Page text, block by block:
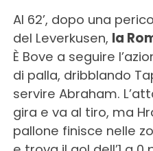
Al 62’, dopo una
del Leverkusen, la
È Bove a seguire
di palla, dribblando
servire Abraham.
gira e va al tiro, ma
pallone finisce nelle